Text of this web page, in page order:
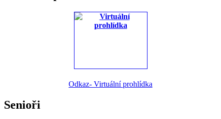
Odkaz- Virtuální prohlídka
Senioři